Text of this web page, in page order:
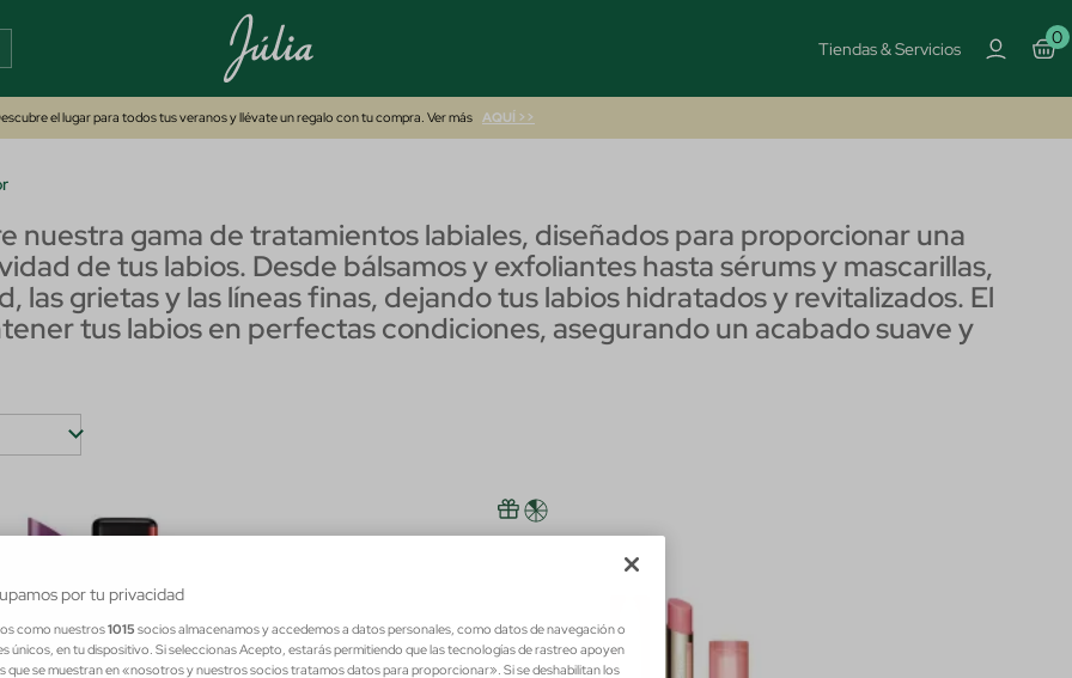
Tiendas & Servicios
0
el lugar para todos tus veranos y llévate un regalo con tu compra. Ver más AQUÍ >>
nuestra gama de tratamientos labiales, diseñados para proporcionar una
de tus labios. Desde bálsamos y exfoliantes hasta sérums y mascarillas,
grietas y las líneas finas, dejando tus labios hidratados y revitalizados. El
tus labios en perfectas condiciones, asegurando un acabado suave y
por tu privacidad
como nuestros1015 socios almacenamos y accedemos a datos personales, como datos de navegación o
únicos, en tu dispositivo. Si seleccionas Acepto, estarás permitiendo que las tecnologías de rastreo apoyen
que se muestran en «nosotros y nuestros socios tratamos datos para proporcionar». Si se deshabilitan los